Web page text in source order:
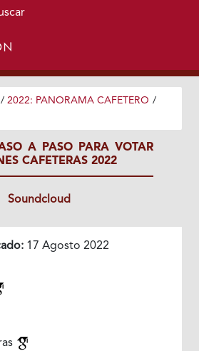
principal
/ 2022: PANORAMA CAFETERO /
A PASO PARA VOTAR
CAFETERAS 2022
Soundcloud
17 Agosto 2022